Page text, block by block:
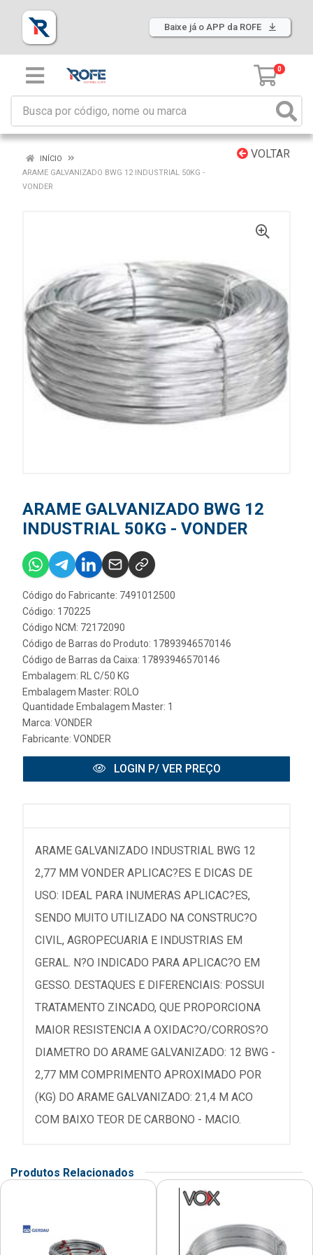
Baixe já o APP da ROFE
0
VOLTAR
INÍCIO
ARAME GALVANIZADO BWG 12 INDUSTRIAL 50KG -
VONDER
ARAME GALVANIZADO BWG 12
INDUSTRIAL 50KG - VONDER
Código do Fabricante: 7491012500
Código: 170225
Código NCM: 72172090
Código de Barras do Produto: 17893946570146
Código de Barras da Caixa: 17893946570146
Embalagem: RL C/50 KG
Embalagem Master: ROLO
Quantidade Embalagem Master: 1
Marca: VONDER
Fabricante: VONDER
LOGIN P/ VER PREÇO
ARAME GALVANIZADO INDUSTRIAL BWG 12
2,77 MM VONDER APLICAC?ES E DICAS DE
USO: IDEAL PARA INUMERAS APLICAC?ES,
SENDO MUITO UTILIZADO NA CONSTRUC?O
CIVIL, AGROPECUARIA E INDUSTRIAS EM
GERAL. N?O INDICADO PARA APLICAC?O EM
GESSO. DESTAQUES E DIFERENCIAIS: POSSUI
TRATAMENTO ZINCADO, QUE PROPORCIONA
MAIOR RESISTENCIA A OXIDAC?O/CORROS?O
DIAMETRO DO ARAME GALVANIZADO: 12 BWG -
2,77 MM COMPRIMENTO APROXIMADO POR
(KG) DO ARAME GALVANIZADO: 21,4 M ACO
COM BAIXO TEOR DE CARBONO - MACIO.
Produtos Relacionados